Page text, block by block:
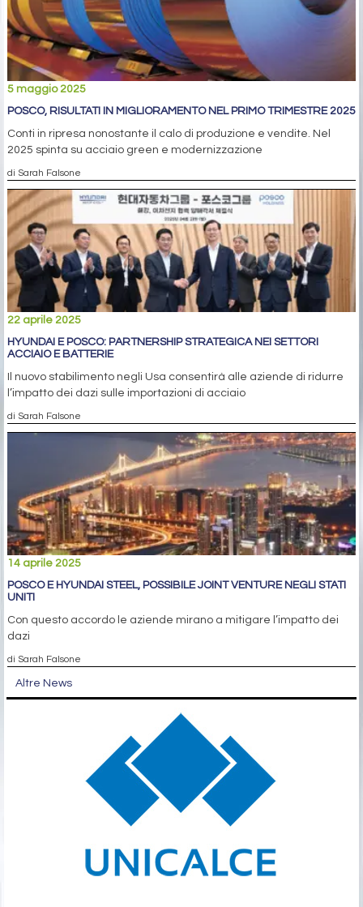
5 maggio 2025
POSCO, RISULTATI IN MIGLIORAMENTO NEL PRIMO TRIMESTRE 2025
Conti in ripresa nonostante il calo di produzione e vendite. Nel
2025 spinta su acciaio green e modernizzazione
di Sarah Falsone
22 aprile 2025
HYUNDAI E POSCO: PARTNERSHIP STRATEGICA NEI SETTORI
ACCIAIO E BATTERIE
Il nuovo stabilimento negli Usa consentirà alle aziende di ridurre
l’impatto dei dazi sulle importazioni di acciaio
di Sarah Falsone
14 aprile 2025
POSCO E HYUNDAI STEEL, POSSIBILE JOINT VENTURE NEGLI STATI
UNITI
Con questo accordo le aziende mirano a mitigare l’impatto dei
dazi
di Sarah Falsone
Altre News